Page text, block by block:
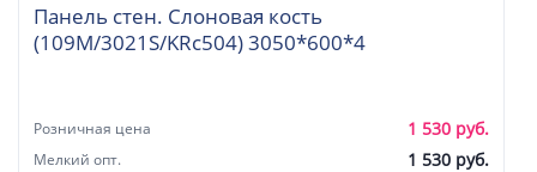
Панель стен. Слоновая кость
(109М/3021S/KRc504) 3050*600*4
Розничная цена 1 530 руб.
Мелкий опт. 1 530 руб.